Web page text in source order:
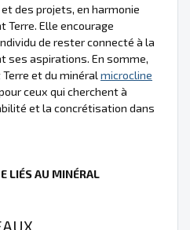
des projets, en harmonie
Terre. Elle encourage
de rester connecté à la
ses aspirations. En somme,
et du minéral microcline
ceux qui cherchent à
et la concrétisation dans
LIÉS AU MINÉRAL